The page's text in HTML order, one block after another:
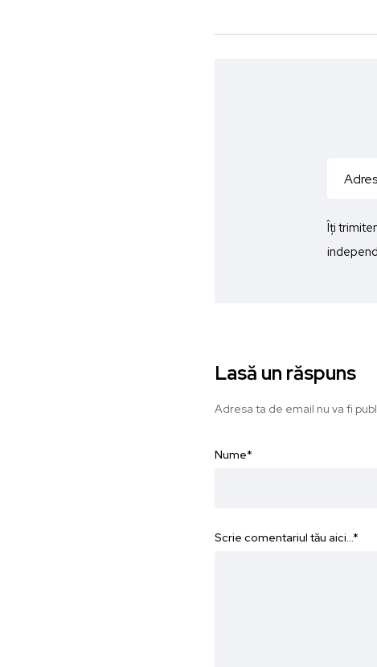
Îți
Lasă un răspuns
Adresa ta de email nu va fi
Nume*
Scrie comentariul tău aici...*